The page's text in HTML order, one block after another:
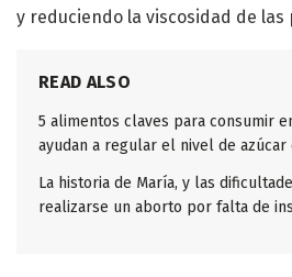
y reduciendo la viscosidad de las
READ ALSO
5 alimentos claves para consumir
ayudan a regular el nivel de azúcar
La historia de María, y las
realizarse un aborto por falta de